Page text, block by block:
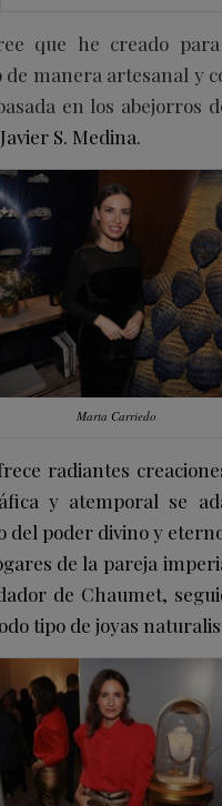
que he creado
manera artesanal y
en los abejorros
S. Medina.
Marta Carriedo
radiantes
y atemporal se
del poder divino y
de la pareja
de Chaumet,
tipo de joyas